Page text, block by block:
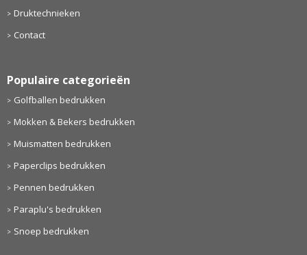
Druktechnieken
Contact
Populaire categorieën
Golfballen bedrukken
Mokken & Bekers bedrukken
Muismatten bedrukken
Paperclips bedrukken
Pennen bedrukken
Paraplu's bedrukken
Snoep bedrukken